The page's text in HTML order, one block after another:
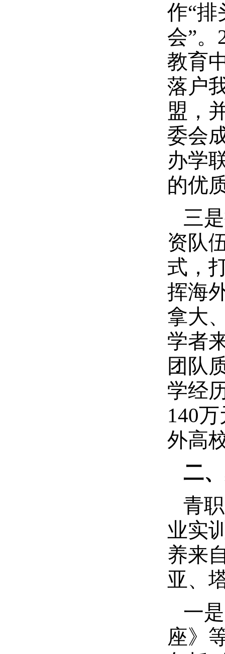
作“排
会”
教育
落户
盟，
委会
办学
的优
三
资队
式，
挥海
拿大
学者
团队
学经
140
外高
二
青
业实
养来
亚、
一
座》